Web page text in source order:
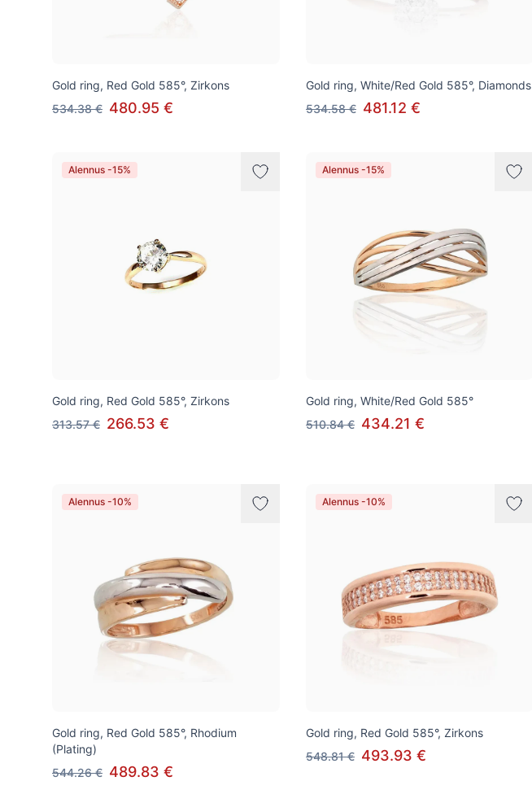
Gold ring, Red Gold 585°, Zirkons
534.38 € 480.95 €
Gold ring, White/Red Gold 585°, Diamonds
534.58 € 481.12 €
Alennus -15%
Gold ring, Red Gold 585°, Zirkons
313.57 € 266.53 €
Alennus -15%
Gold ring, White/Red Gold 585°
510.84 € 434.21 €
Alennus -10%
Gold ring, Red Gold 585°, Rhodium
(Plating)
544.26 € 489.83 €
Alennus -10%
Gold ring, Red Gold 585°, Zirkons
548.81 € 493.93 €